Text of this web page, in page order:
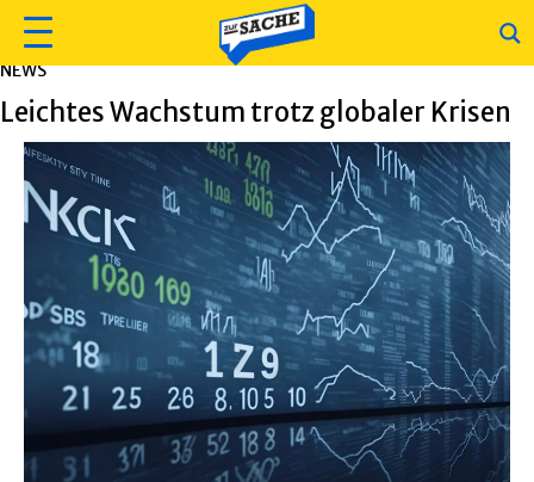
NEWS
Leichtes Wachstum trotz globaler Krisen